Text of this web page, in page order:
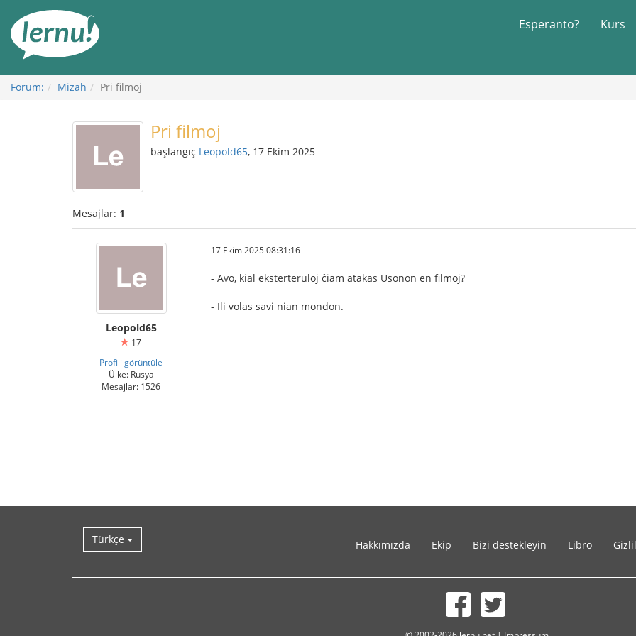
Görüntüleme
Esperanto? Kurs
Forum: Mizah Pri filmoj
Pri filmoj
başlangıç Leopold65, 17 Ekim 2025
Mesajlar: 1
Leopold65
17
Profili görüntüle
Ülke: Rusya
Mesajlar: 1526
17 Ekim 2025 08:31:16
- Avo, kial eksterteruloj ĉiam atakas Usonon en filmoj?
- Ili volas savi nian mondon.
Türkçe Hakkımızda Ekip Bizi destekleyin Libro